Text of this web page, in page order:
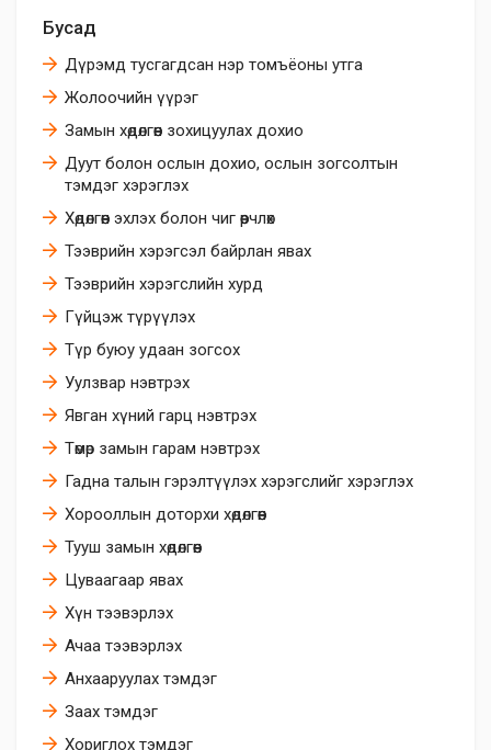
Бусад
Дүрэмд тусгагдсан нэр томъёоны утга
Жолоочийн үүрэг
Замын хөдөлгөөн зохицуулах дохио
Дуут болон ослын дохио, ослын зогсолтын
тэмдэг хэрэглэх
Хөдөлгөөн эхлэх болон чиг өөрчлөх
Тээврийн хэрэгсэл байрлан явах
Тээврийн хэрэгслийн хурд
Гүйцэж түрүүлэх
Түр буюу удаан зогсох
Уулзвар нэвтрэх
Явган хүний гарц нэвтрэх
Төмөр замын гарам нэвтрэх
Гадна талын гэрэлтүүлэх хэрэгслийг хэрэглэх
Хорооллын доторхи хөдөлгөөн
Тууш замын хөдөлгөөн
Цуваагаар явах
Хүн тээвэрлэх
Ачаа тээвэрлэх
Анхааруулах тэмдэг
Заах тэмдэг
Хориглох тэмдэг